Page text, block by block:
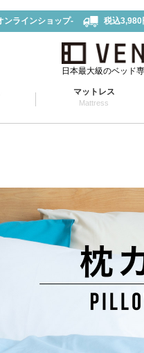
ンラインショップ- 税込3,980
日本最大級のベッド
マットレス
Mattress